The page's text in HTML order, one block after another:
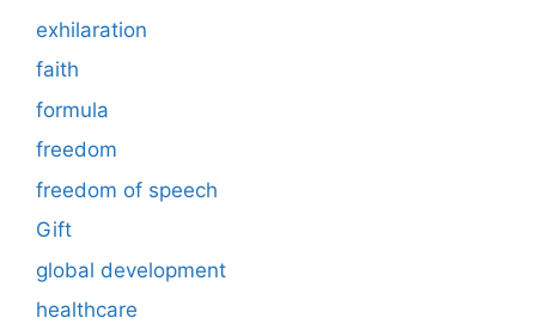
exhilaration
faith
formula
freedom
freedom of speech
Gift
global development
healthcare